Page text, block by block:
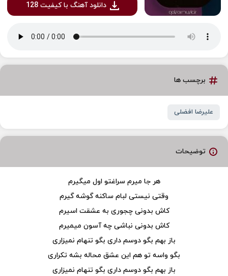
دانلود آهنگ با کیفیت 128
برچسب ها
علیرضا افضلی
توضیحات
هر جا میرم سراغتو اول میگیرم
وقتی نیستی لبام ساکنه گوشه گیرم
کاش بدونی چجوری به عشقت اسیرم
کاش بدونی نباشی چه آسون میمیرم
باز بهم بگو دوسم داری بگو تنهام نمیزاری
بگو واسه تو هم این عشق محاله بشه تکراری
باز بهم بگو دوسم داری بگو تنهام نمیزاری